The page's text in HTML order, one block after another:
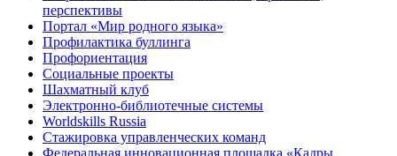
перспективы
Портал «Мир родного языка»
Профилактика буллинга
Профориентация
Социальные проекты
Шахматный клуб
Электронно-библиотечные системы
Worldskills Russia
Стажировка управленческих команд
Федеральная инновационная площадка «Кадры